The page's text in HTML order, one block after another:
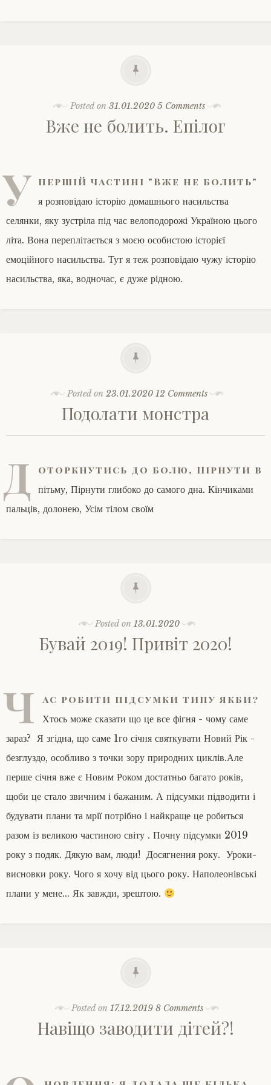
Posted on 31.01.2020 5 Comments
Вже не болить. Епілог
У першій частині "Вже не болить"
я розповідаю історію домашнього насильства
селянки, яку зустріла під час велоподорожі Україною цього
літа. Вона переплітається з моєю особистою історієї
емоційного насильства. Тут я теж розповідаю чужу історію
насильства, яка, водночас, є дуже рідною.
Posted on23.01.2020 12 Comments
Подолати монстра
Д оторкнутись до болю, Пірнути в
пітьму, Пірнути глибоко до самого дна. Кінчиками
пальців, долонею, Усім тілом своїм
Posted on13.01.2020
Бувай 2019! Привіт 2020!
Ч ас робити підсумки типу якби?
Хтось може сказати що це все фігня - чому саме
зараз? Я згідна, що саме 1го січня святкувати Новий Рік -
безглуздо, особливо з точки зору природних циклів.Але
перше січня вже є Новим Роком достатньо багато років,
щоби це стало звичним і бажаним. А підсумки підводити і
будувати плани та мрії потрібно і найкраще це робиться
разом із великою частиною світу . Почну підсумки 2019
року з подяк. Дякую вам, люди! Досягнення року. Уроки-
висновки року. Чого я хочу від цього року. Наполеонівські
плани у мене... Як завжди, зрештою.
Posted on17.12.2019 8 Comments
Навіщо заводити дітей?!